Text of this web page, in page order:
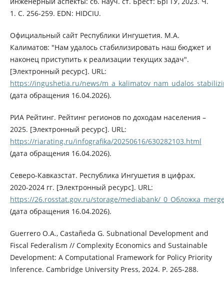
1. С. 256-259. EDN: HIDCIU.
Официальный сайт Республики Ингушетия. М.А.
Калиматов: "Нам удалось стабилизировать наш бюджет и
наконец приступить к реализации текущих задач".
[Электронный ресурс]. URL:
https://ingushetia.ru/news/
(дата обращения 16.04.2026).
РИА Рейтинг. Рейтинг регионов по доходам населения –
2025. [Электронный ресурс]. URL:
https://riarating.ru/infografika/20250616/630282103.html
(дата обращения 16.04.2026).
Северо-Кавказстат. Республика Ингушетия в цифрах.
2020-2024 гг. [Электронный ресурс]. URL:
https://26.rosstat.gov.ru/storage/mediabank/
(дата обращения 16.04.2026).
Guerrero O.A., Castañeda G. Subnational Development and
Fiscal Federalism // Complexity Economics and Sustainable
Development: A Computational Framework for Policy Priority
Inference. Cambridge University Press, 2024. P. 265-288.